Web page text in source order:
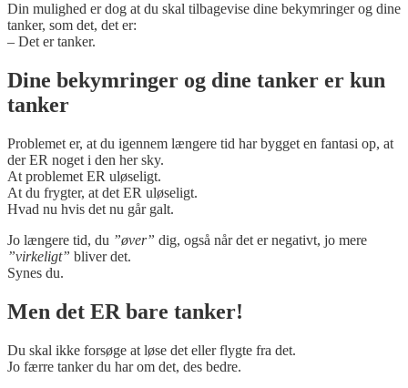
Din mulighed er dog at du skal tilbagevise dine bekymringer og dine
tanker, som det, det er:
– Det er tanker.
Dine bekymringer og dine tanker er kun
tanker
Problemet er, at du igennem længere tid har bygget en fantasi op, at
der ER noget i den her sky.
At problemet ER uløseligt.
At du frygter, at det ER uløseligt.
Hvad nu hvis det nu går galt.
Jo længere tid, du ”øver” dig, også når det er negativt, jo mere
”virkeligt” bliver det.
Synes du.
Men det ER bare tanker!
Du skal ikke forsøge at løse det eller flygte fra det.
Jo færre tanker du har om det, des bedre.